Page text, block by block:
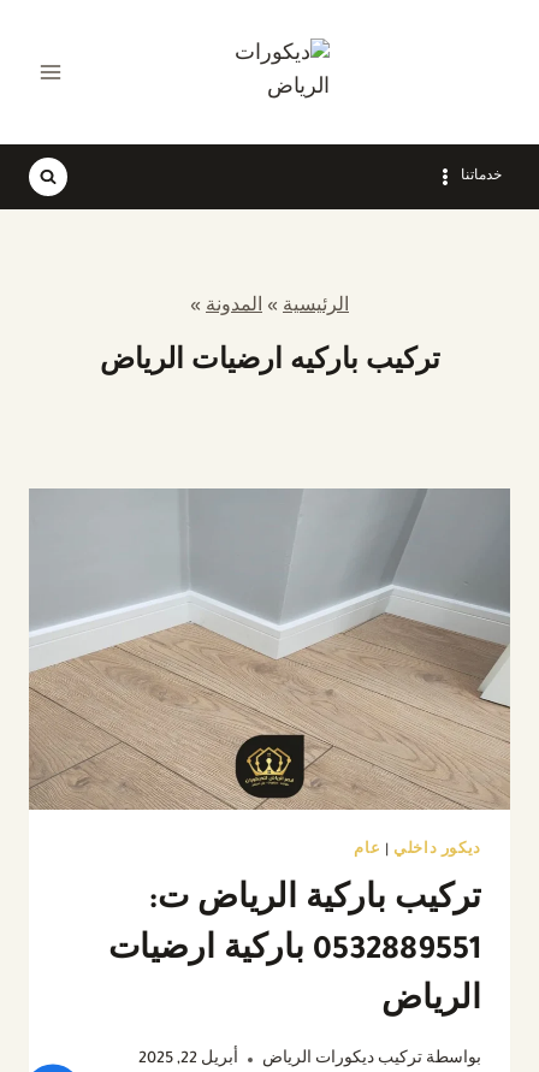
خدماتنا
الرئيسية » المدونة »
تركيب باركيه ارضيات الرياض
ديكور داخلي عام
تركيب باركية الرياض ت:
0532889551 باركية ارضيات
الرياض
بواسطة تركيب ديكورات الرياض أبريل 22, 2025